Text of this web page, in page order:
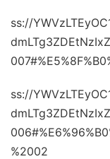
ss://
ss://
%2002